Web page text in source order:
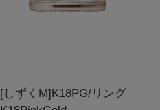
[しずくM]K18PG/リング